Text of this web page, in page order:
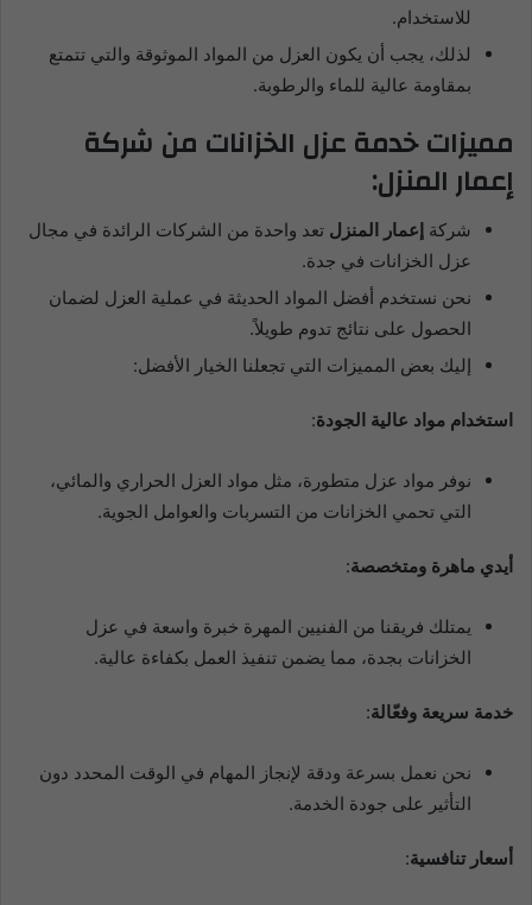
للاستخدام.
لذلك، يجب أن يكون العزل من المواد الموثوقة والتي تتمتع
بمقاومة عالية للماء والرطوبة.
مميزات خدمة عزل الخزانات من شركة
إعمار المنزل:
شركة إعمار المنزل تعد واحدة من الشركات الرائدة في مجال
عزل الخزانات في جدة.
نحن نستخدم أفضل المواد الحديثة في عملية العزل لضمان
الحصول على نتائج تدوم طويلاً.
إليك بعض المميزات التي تجعلنا الخيار الأفضل:
استخدام مواد عالية الجودة:
نوفر مواد عزل متطورة، مثل مواد العزل الحراري والمائي،
التي تحمي الخزانات من التسربات والعوامل الجوية.
أيدي ماهرة ومتخصصة:
يمتلك فريقنا من الفنيين المهرة خبرة واسعة في عزل
الخزانات بجدة، مما يضمن تنفيذ العمل بكفاءة عالية.
خدمة سريعة وفعّالة:
نحن نعمل بسرعة ودقة لإنجاز المهام في الوقت المحدد دون
التأثير على جودة الخدمة.
أسعار تنافسية: